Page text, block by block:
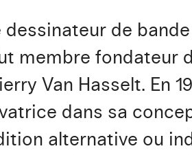
dessinateur de
membre fondateur
Van Hasselt. En
dans sa
alternative ou